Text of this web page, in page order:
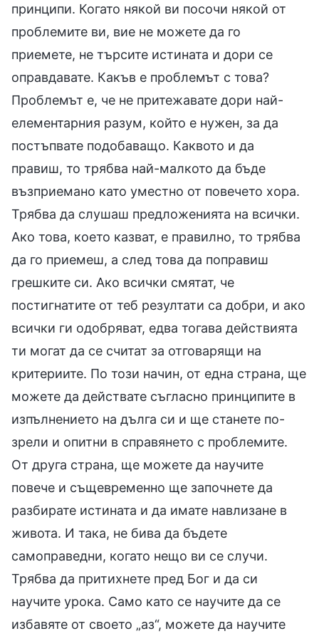
принципи. Когато някой ви посочи някой от
проблемите ви, вие не можете да го
приемете, не търсите истината и дори се
оправдавате. Какъв е проблемът с това?
Проблемът е, че не притежавате дори най-
елементарния разум, който е нужен, за да
постъпвате подобаващо. Каквото и да
правиш, то трябва най-малкото да бъде
възприемано като уместно от повечето хора.
Трябва да слушаш предложенията на всички.
Ако това, което казват, е правилно, то трябва
да го приемеш, а след това да поправиш
грешките си. Ако всички смятат, че
постигнатите от теб резултати са добри, и ако
всички ги одобряват, едва тогава действията
ти могат да се считат за отговарящи на
критериите. По този начин, от една страна, ще
можете да действате съгласно принципите в
изпълнението на дълга си и ще станете по-
зрели и опитни в справянето с проблемите.
От друга страна, ще можете да научите
повече и същевременно ще започнете да
разбирате истината и да имате навлизане в
живота. И така, не бива да бъдете
самоправедни, когато нещо ви се случи.
Трябва да притихнете пред Бог и да си
научите урока. Само като се научите да се
избавяте от своето „аз“, можете да научите